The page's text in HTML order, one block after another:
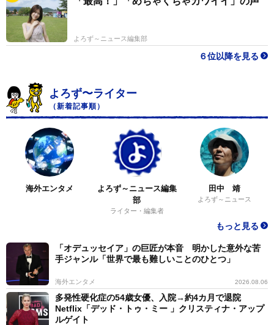
よろず～ニュース編集部
６位以降を見る
よろず〜ライター
（新着記事順）
海外エンタメ
よろず～ニュース編集
部
ライター・編集者
田中 靖
よろず～ニュース
もっと見る
「オデュッセイア」の巨匠が本音 明かした意外な苦
手ジャンル「世界で最も難しいことのひとつ」
海外エンタメ 2026.08.06
多発性硬化症の54歳女優、入院→約4カ月で退院
Netflix「デッド・トゥ・ミー 」クリスティナ・アップ
ルゲイト